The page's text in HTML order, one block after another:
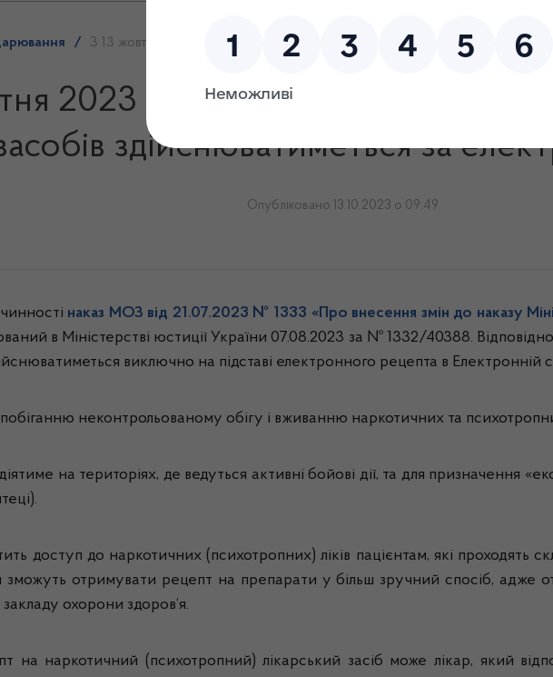
/ З 13 жовтня 2023 року відпуск наркотичних (психотропних) лікарських
2023 року відпуск
здійснюватиметься за
Опубліковано 13.10.2023 о 09:49
наказ МОЗ від 21.07.2023 № 1333 «Про внесення змін до наказу
в Міністерстві юстиції України 07.08.2023 за № 1332/40388.
виключно на підставі електронного рецепта в Електронній
неконтрольованому обігу і вживанню наркотичних та
на територіях, де ведуться активні бойові дії, та для призначення
доступ до наркотичних (психотропних) ліків пацієнтам, які проходять
отримувати рецепт на препарати у більш зручний спосіб, адже
охорони здоров’я.
на наркотичний (психотропний) лікарський засіб може лікар, який